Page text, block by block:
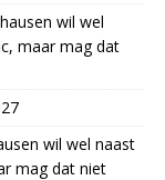
wil wel
maar mag dat
wil wel naast
mag dat niet